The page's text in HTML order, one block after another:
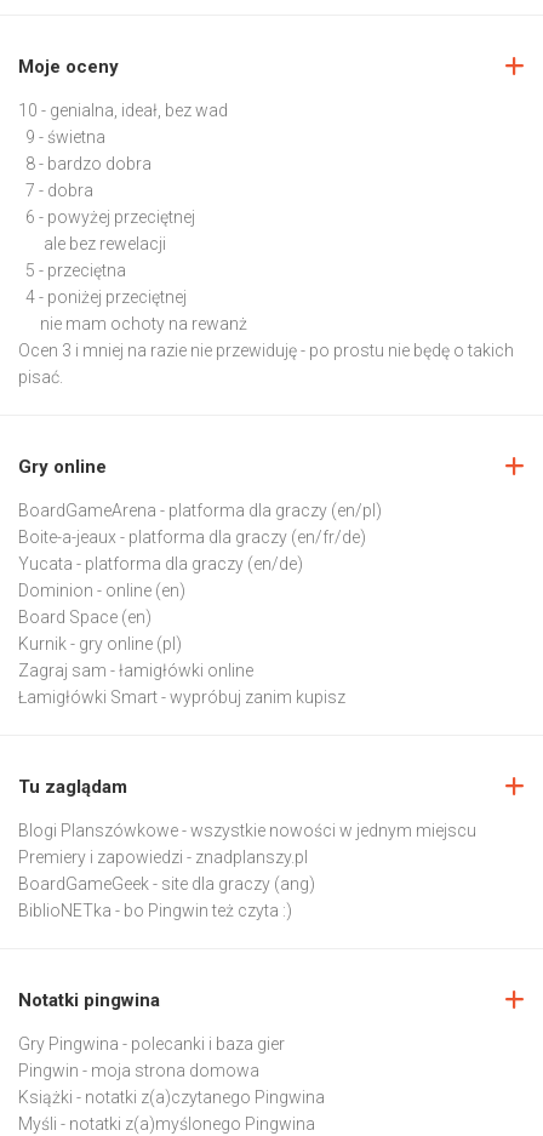
Moje oceny
10 - genialna, ideał, bez wad
9 - świetna
8 - bardzo dobra
7 - dobra
6 - powyżej przeciętnej
ale bez rewelacji
5 - przeciętna
4 - poniżej przeciętnej
nie mam ochoty na rewanż
Ocen 3 i mniej na razie nie przewiduję - po prostu nie będę o takich
pisać.
Gry online
BoardGameArena - platforma dla graczy (en/pl)
Boite-a-jeaux - platforma dla graczy (en/fr/de)
Yucata - platforma dla graczy (en/de)
Dominion - online (en)
Board Space (en)
Kurnik- gry online (pl)
Zagraj sam - łamigłówki online
Łamigłówki Smart- wypróbuj zanim kupisz
Tu zaglądam
Blogi Planszówkowe- wszystkie nowości w jednym miejscu
Premiery i zapowiedzi - znadplanszy.pl
BoardGameGeek- site dla graczy (ang)
BiblioNETka - bo Pingwin też czyta :)
Notatki pingwina
Gry Pingwina - polecanki i baza gier
Pingwin - moja strona domowa
Książki - notatki z(a)czytanego Pingwina
Myśli - notatki z(a)myślonego Pingwina